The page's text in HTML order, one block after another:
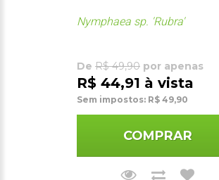
Nymphaea sp. 'Rubra'
De R$ 49,90 por apenas
R$ 44,91 à vista
Sem impostos: R$ 49,90
COMPRAR